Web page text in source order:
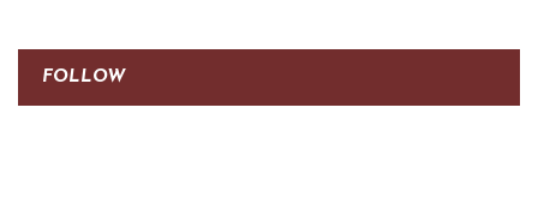
FOLLOW